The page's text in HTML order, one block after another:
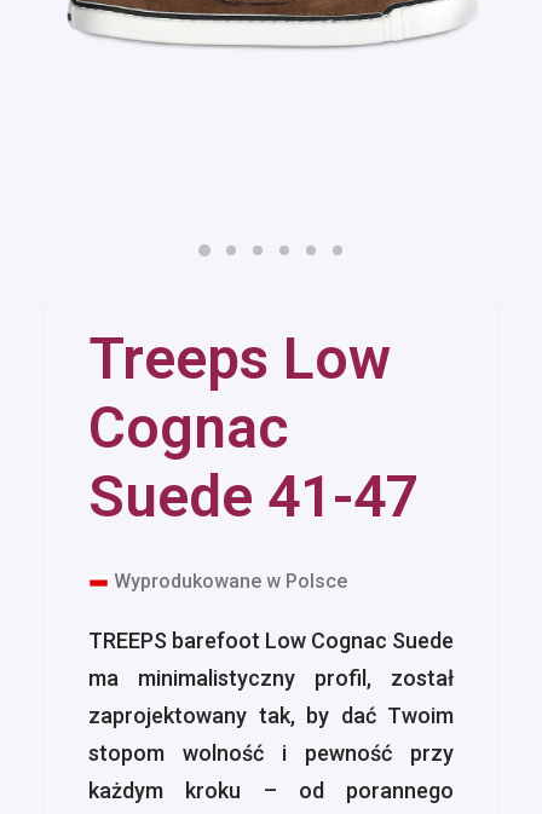
Treeps Low
Cognac
Suede 41-47
Wyprodukowane w Polsce
TREEPS barefoot Low Cognac Suede
ma minimalistyczny profil, został
zaprojektowany tak, by dać Twoim
stopom wolność i pewność przy
każdym kroku – od porannego